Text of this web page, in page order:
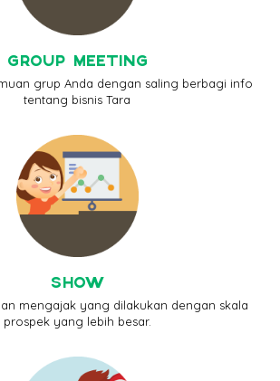
GROUP MEETING
grup Anda dengan saling berbagi info
tentang bisnis Tara
SHOW
mengajak yang dilakukan dengan skala
prospek yang lebih besar.